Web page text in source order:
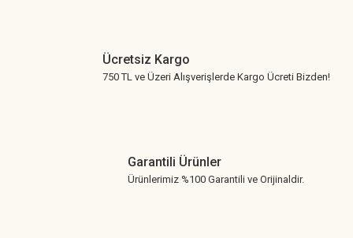
Ücretsiz Kargo
750 TL ve Üzeri Alışverişlerde Kargo Ücreti Bizden!
Garantili Ürünler
Ürünlerimiz %100 Garantili ve Orijinaldir.